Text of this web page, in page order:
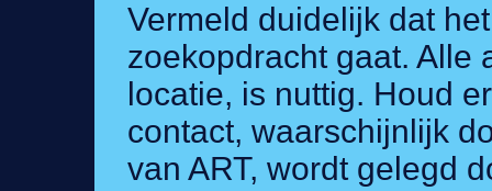
Vermeld duidelijk dat
zoekopdracht gaat. Alle
locatie, is nuttig. Houd
contact, waarschijnlijk
van ART, wordt gelegd